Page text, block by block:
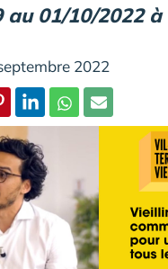
au 01/10/2022
2022